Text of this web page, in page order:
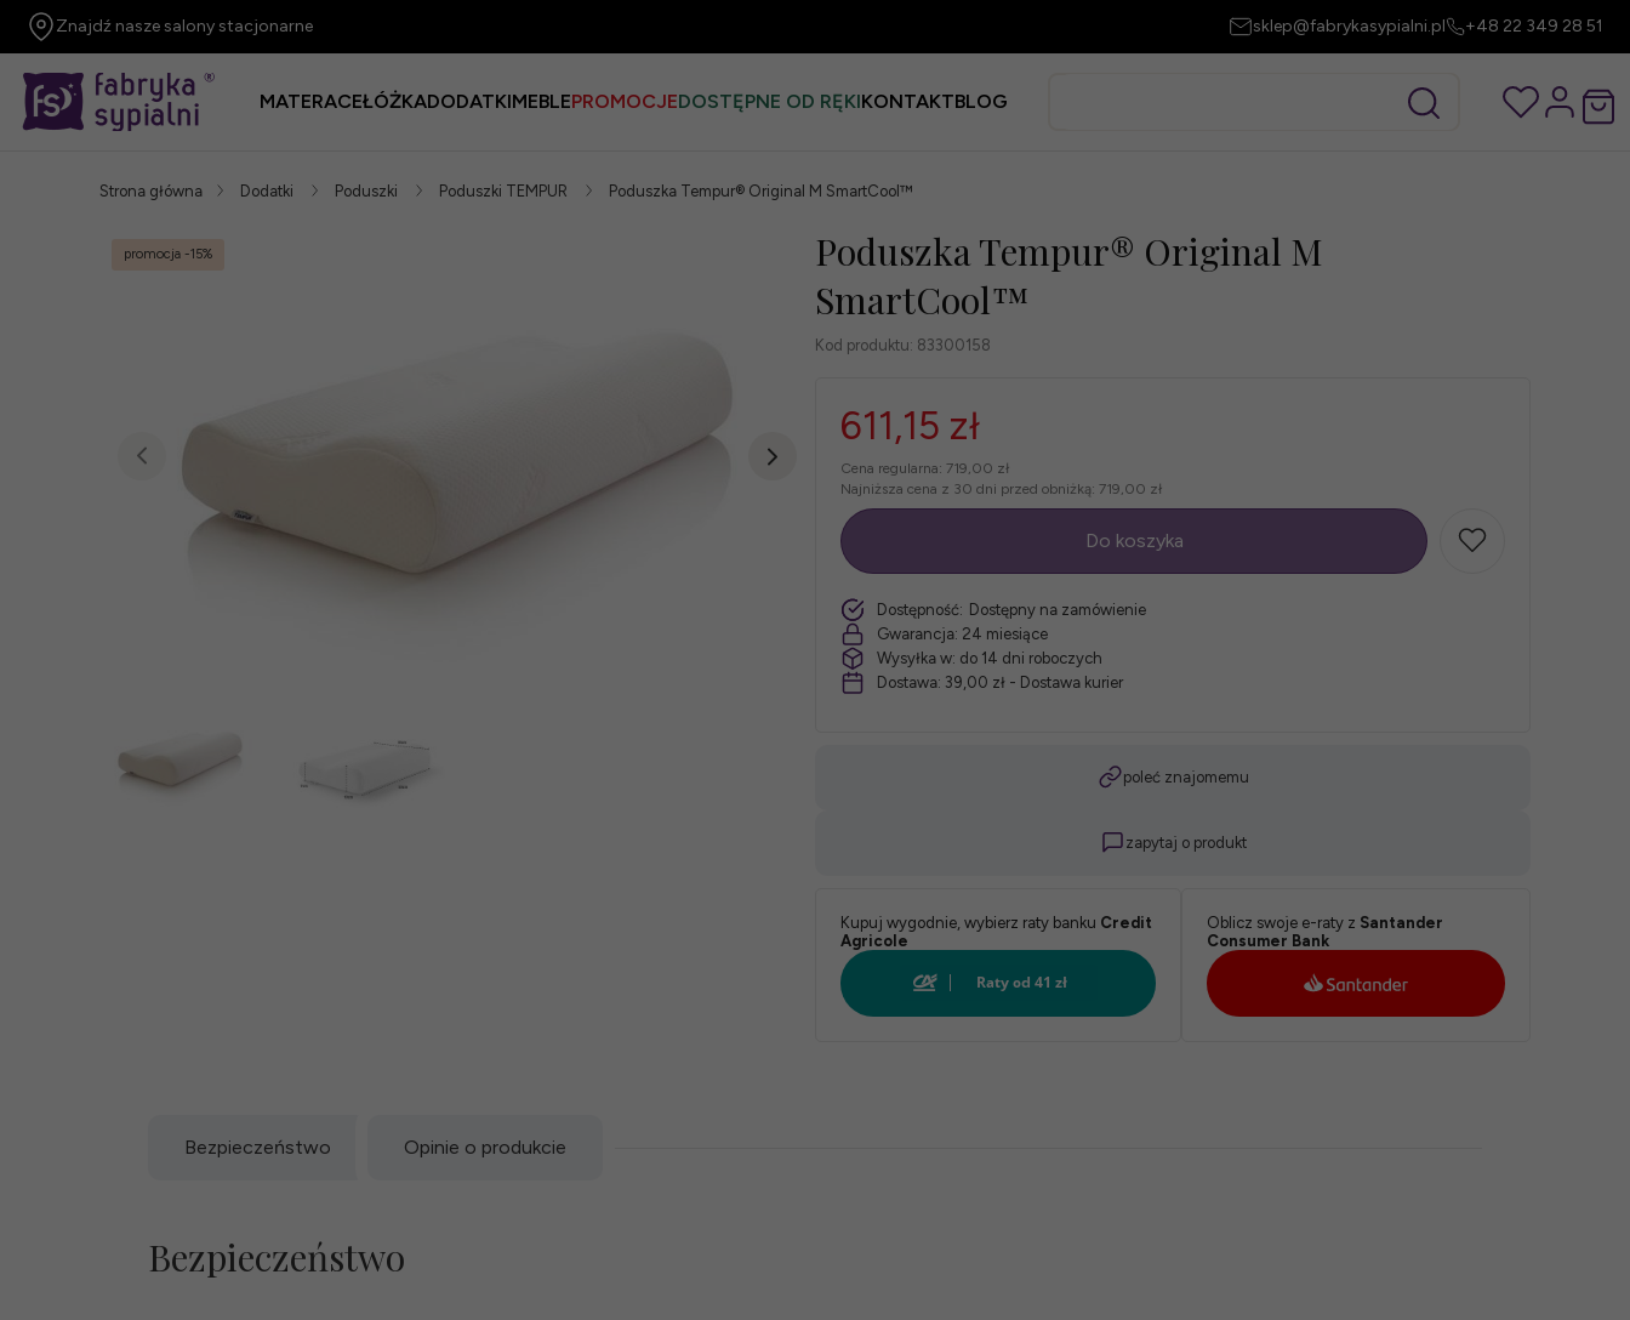
Znajdź nasze salony stacjonarne sklep@fabrykasypialni.pl +48 22 349 28 51
MATERACEŁÓŻKADODATKIMEBLEPROMOCJEDOSTĘPNE OD RĘKIKONTAKTBLOG
Strona główna Dodatki Poduszki Poduszki TEMPUR Poduszka Tempur® Original M SmartCool™
promocja -15%
Poduszka Tempur® Original M
SmartCool™
Kod produktu: 83300158
611,15 zł
Cena regularna: 719,00 zł
Najniższa cena z 30 dni przed obniżką: 719,00 zł
szt.
Do koszyka
Dostępność: Dostępny na zamówienie
Gwarancja: 24 miesiące
Wysyłka w: do 14 dni roboczych
Dostawa: 39,00 zł - Dostawa kurier
poleć znajomemu
zapytaj o produkt
Kupuj wygodnie, wybierz raty banku Credit
Agricole
Oblicz swoje e-raty z Santander
Consumer Bank
Bezpieczeństwo Opinie o produkcie
Bezpieczeństwo